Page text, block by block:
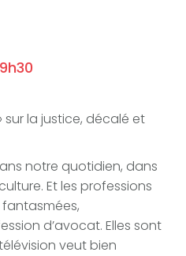
sur la justice, décalé et
notre quotidien, dans
Et les professions
d’avocat. Elles sont
veut bien